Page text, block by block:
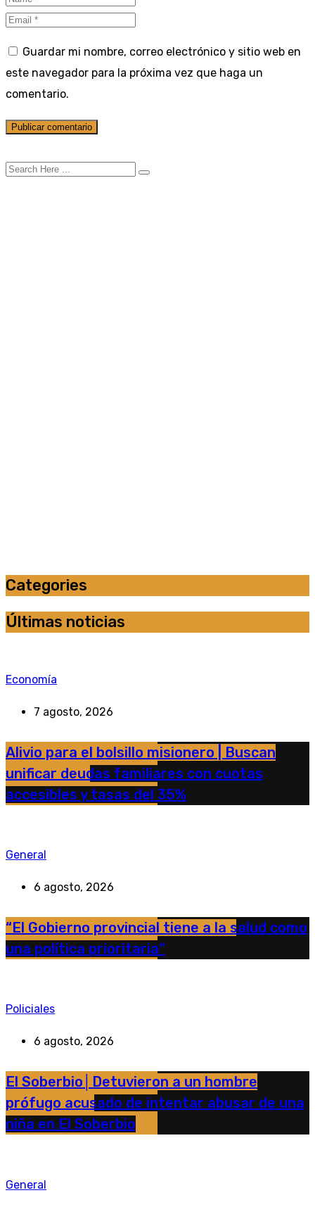
Guardar mi nombre, correo electrónico y sitio web en
este navegador para la próxima vez que haga un
comentario.
Categories
Últimas noticias
Economía
7 agosto, 2026
Alivio para el bolsillo misionero | Buscan
unificar deudas familiares con cuotas
accesibles y tasas del 35%
General
6 agosto, 2026
“El Gobierno provincial tiene a la salud como
una política prioritaria”
Policiales
6 agosto, 2026
El Soberbio│Detuvieron a un hombre
prófugo acusado de intentar abusar de una
niña en El Soberbio
General